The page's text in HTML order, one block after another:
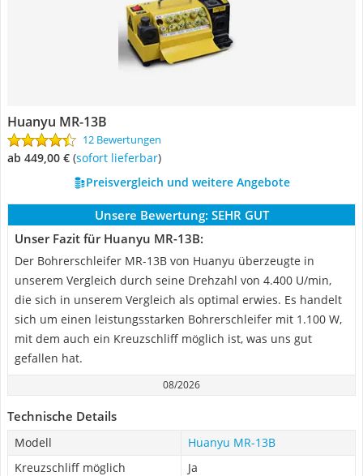
Huanyu MR-13B
12 Bewertungen
ab 449,00 € ( Sofort lieferbar)
Preisvergleich und weitere Angebote
Unsere Bewertung: SEHR GUT
Unser Fazit für Huanyu MR-13B:
Der Bohrerschleifer MR-13B von Huanyu überzeugte in
unserem Vergleich durch seine Drehzahl von 4.400 U/min,
die sich in unserem Vergleich als optimal erwies. Es handelt
sich um einen leistungsstarken Bohrerschleifer mit 1.100 W,
mit dem auch ein Kreuzschliff möglich ist, was uns gut
gefallen hat.
08/2026
Technische Details
Modell
Huanyu MR-13B
Kreuzschliff möglich
Ja